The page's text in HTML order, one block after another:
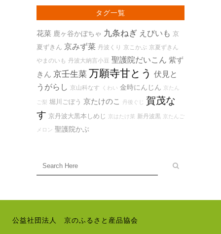
タグ一覧
花菜 鹿ヶ谷かぼちゃ 九条ねぎ えびいも 京
夏ずきん 京みず菜 丹波くり 京こかぶ 京夏ずきん
やまのいも 丹波大納言小豆 聖護院だいこん 紫ず
きん 京壬生菜 万願寺甘とう 伏見と
うがらし 京山科なす くわい 金時にんじん 京たん
ご梨 堀川ごぼう 京たけのこ 丹後ぐじ 賀茂な
す 京丹波大黒本しめじ 京はたけ菜 新丹波黒 京たんご
メロン 聖護院かぶ
公益社団法人 京のふるさと産品協会